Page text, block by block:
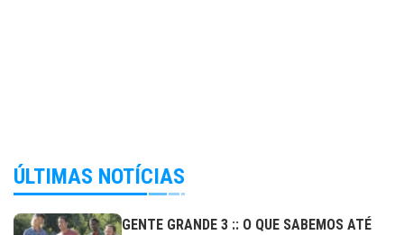
ÚLTIMAS NOTÍCIAS
GENTE GRANDE 3 :: O QUE SABEMOS ATÉ